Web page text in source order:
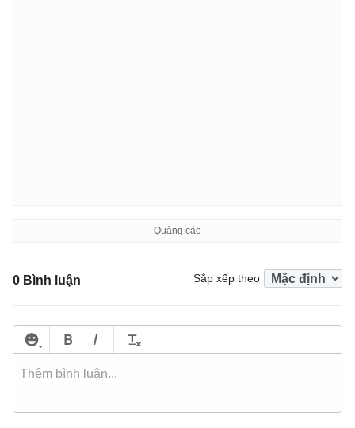
0 Bình luận Sắp xếp theo